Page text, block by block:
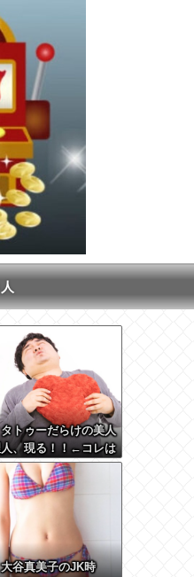
トゥーだらけの美人
、現る！！←コレは
ぎてワイらにブッ刺
w w w w w w w w
谷真美子のJK時